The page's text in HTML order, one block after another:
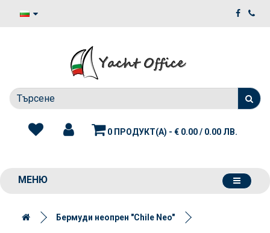
0 ПРОДУКТ(А) - € 0.00 / 0.00 ЛВ.
МЕНЮ
Бермуди неопрен "Chile Neo"